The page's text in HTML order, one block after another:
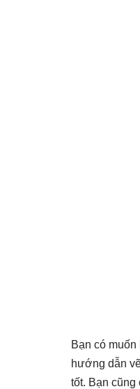
Bạn có
hướng dẫn
tốt. Bạn cũng